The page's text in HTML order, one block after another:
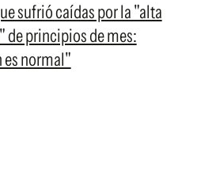
sufrió caídas por la "alta
principios de mes:
es normal"